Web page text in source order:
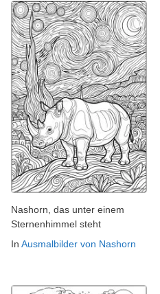
Nashorn, das unter einem
Sternenhimmel steht
In Ausmalbilder von Nashorn